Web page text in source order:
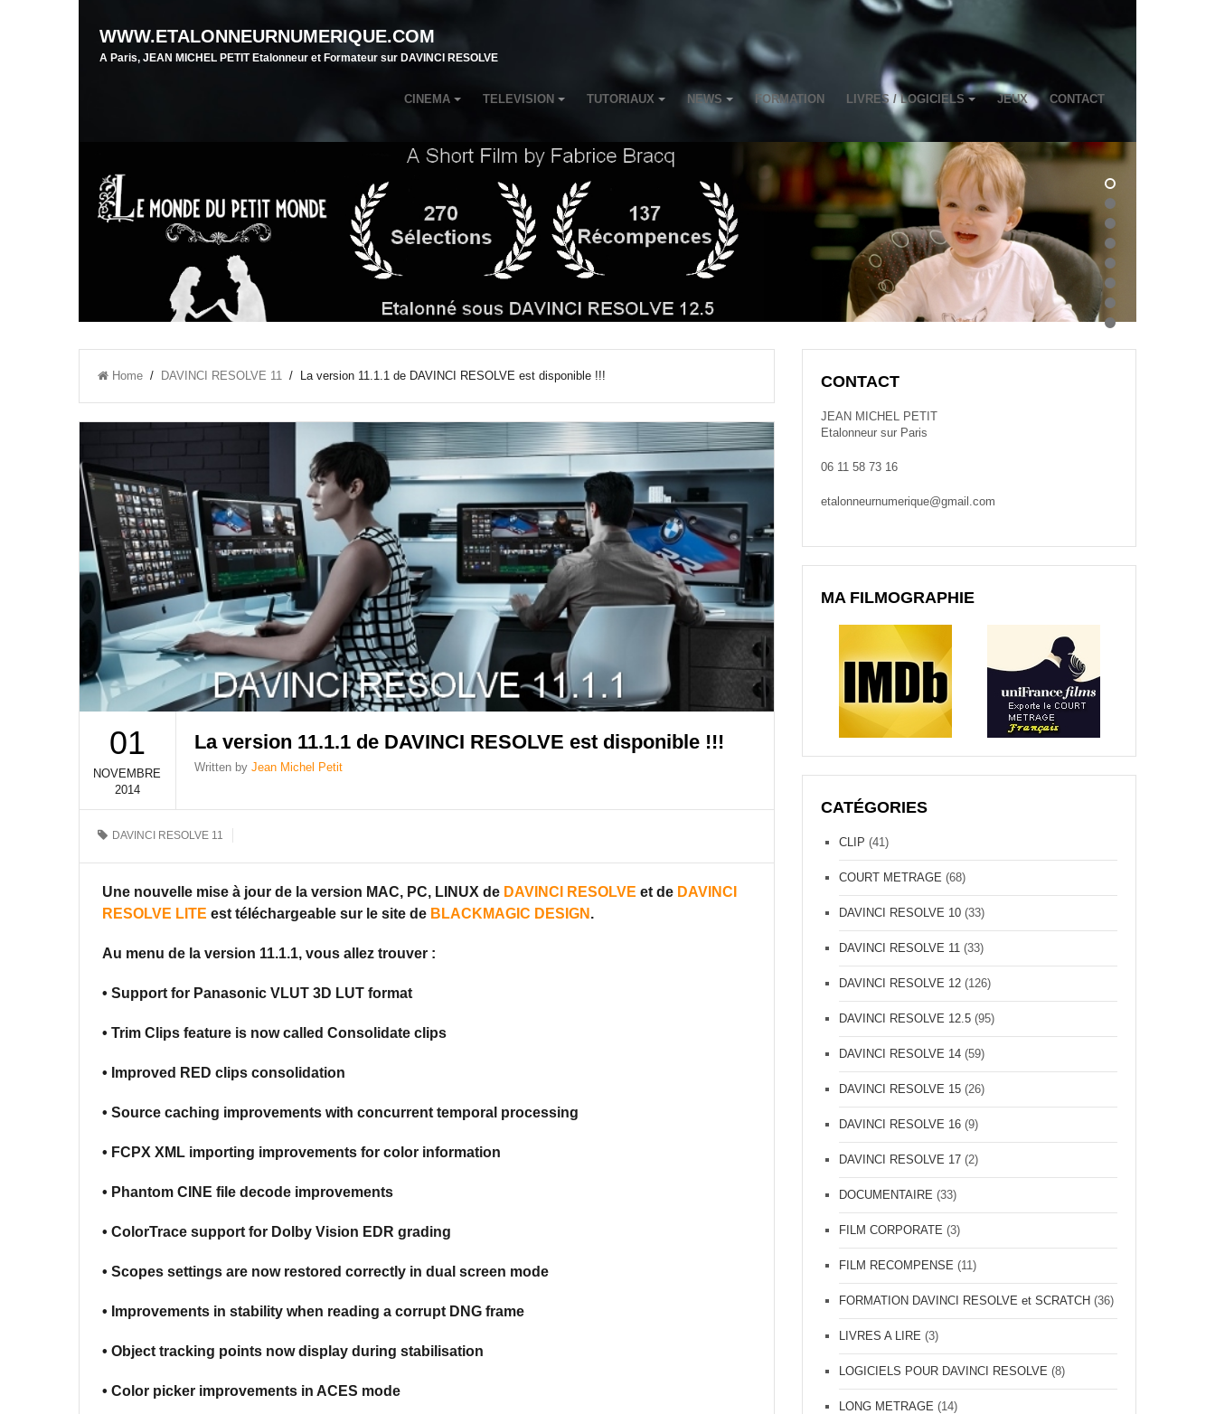
WWW.ETALONNEURNUMERIQUE.COM
A Paris, JEAN MICHEL PETIT Etalonneur et Formateur sur DAVINCI RESOLVE
CINEMA TELEVISION TUTORIAUX NEWS FORMATION LIVRES / LOGICIELS JEUX CONTACT
Home / DAVINCI RESOLVE 11 / La version 11.1.1 de DAVINCI RESOLVE est disponible !!!
01
NOVEMBRE
2014
La version 11.1.1 de DAVINCI RESOLVE est disponible !!!
Written by Jean Michel Petit
DAVINCI RESOLVE 11
Une nouvelle mise à jour de la version MAC, PC, LINUX de DAVINCI RESOLVE et de DAVINCI
RESOLVE LITE est téléchargeable sur le site de BLACKMAGIC DESIGN .
Au menu de la version 11.1.1, vous allez trouver :
• Support for Panasonic VLUT 3D LUT format
• Trim Clips feature is now called Consolidate clips
• Improved RED clips consolidation
• Source caching improvements with concurrent temporal processing
• FCPX XML importing improvements for color information
• Phantom CINE file decode improvements
• ColorTrace support for Dolby Vision EDR grading
• Scopes settings are now restored correctly in dual screen mode
• Improvements in stability when reading a corrupt DNG frame
• Object tracking points now display during stabilisation
• Color picker improvements in ACES mode
CONTACT
JEAN MICHEL PETIT
Etalonneur sur Paris
06 11 58 73 16
etalonneurnumerique@gmail.com
MA FILMOGRAPHIE
CATÉGORIES
CLIP (41)
COURT METRAGE (68)
DAVINCI RESOLVE 10 (33)
DAVINCI RESOLVE 11 (33)
DAVINCI RESOLVE 12 (126)
DAVINCI RESOLVE 12.5 (95)
DAVINCI RESOLVE 14 (59)
DAVINCI RESOLVE 15 (26)
DAVINCI RESOLVE 16 (9)
DAVINCI RESOLVE 17 (2)
DOCUMENTAIRE (33)
FILM CORPORATE (3)
FILM RECOMPENSE (11)
FORMATION DAVINCI RESOLVE et SCRATCH (36)
LIVRES A LIRE (3)
LOGICIELS POUR DAVINCI RESOLVE (8)
LONG METRAGE (14)